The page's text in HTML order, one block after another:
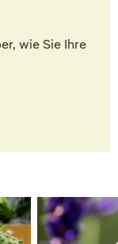
wie Sie Ihre